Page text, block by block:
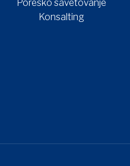
Poresko savetovanje
Konsalting